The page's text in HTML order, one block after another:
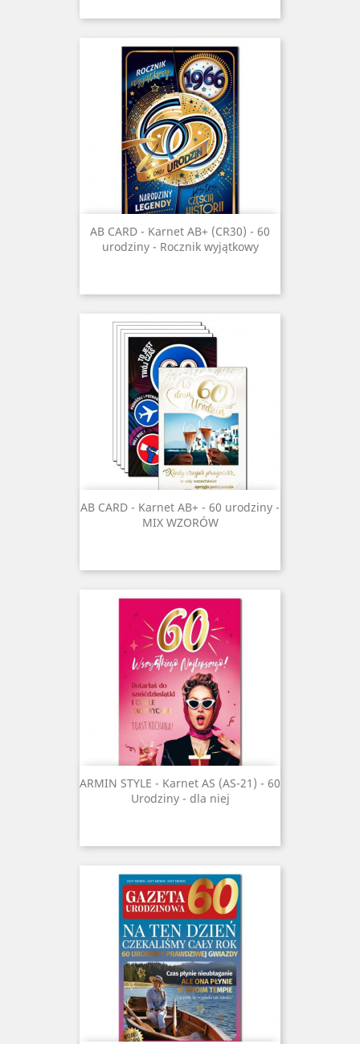
AB CARD - Karnet AB+ (CR30) - 60
urodziny - Rocznik wyjątkowy
AB CARD - Karnet AB+ - 60 urodziny -
MIX WZORÓW
ARMIN STYLE - Karnet AS (AS-21) - 60
Urodziny - dla niej